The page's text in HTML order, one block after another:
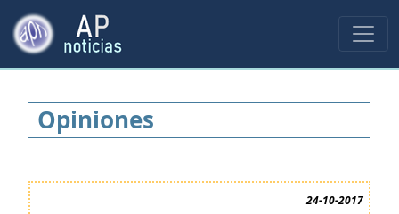
Opiniones
24-10-2017